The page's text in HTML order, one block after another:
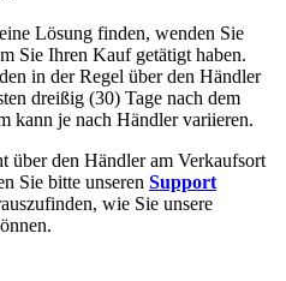
Lösung finden, wenden Sie
Sie Ihren Kauf getätigt haben.
in der Regel über den Händler
dreißig (30) Tage nach dem
kann je nach Händler variieren.
über den Händler am Verkaufsort
Sie bitte unseren Support
wie Sie unsere